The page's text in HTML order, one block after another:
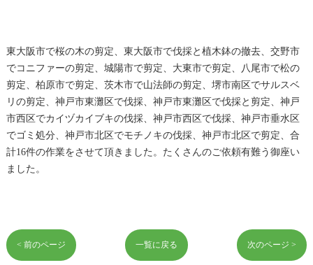
東大阪市で桜の木の剪定、東大阪市で伐採と植木鉢の撤去、交野市
でコニファーの剪定、城陽市で剪定、大東市で剪定、八尾市で松の
剪定、柏原市で剪定、茨木市で山法師の剪定、堺市南区でサルスベ
リの剪定、神戸市東灘区で伐採、神戸市東灘区で伐採と剪定、神戸
市西区でカイヅカイブキの伐採、神戸市西区で伐採、神戸市垂水区
でゴミ処分、神戸市北区でモチノキの伐採、神戸市北区で剪定、合
計16件の作業をさせて頂きました。たくさんのご依頼有難う御座い
ました。
< 前のページ 一覧に戻る 次のページ >